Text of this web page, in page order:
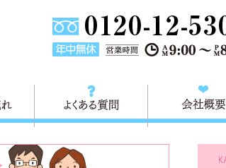
ご依頼の流れ よくある質問